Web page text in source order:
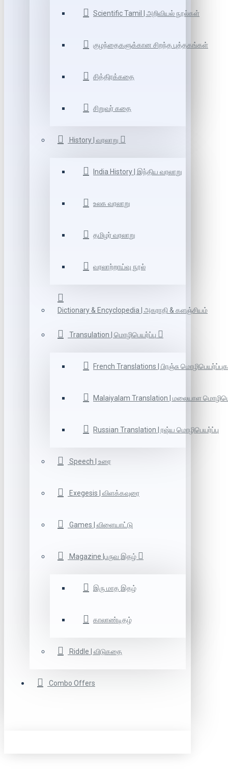
Scientific Tamil | அறிவியல் நூல்கள்
குழந்தைகளுக்கான சிறந்த புத்தகங்கள்
சித்திரக்கதை
சிறுவர் கதை
History | வரலாறு
India History | இந்திய வரலாறு
உலக வரலாறு
தமிழர் வரலாறு
வரலாற்றாய்வு நூல்
Dictionary & Encyclopedia | அகராதி & களஞ்சியம்
Transulation | மொழிபெயர்ப்பு
French Translations | பிரஞ்சு
Malaiyalam Translation | மலையாள
Russian Translation | ரஷ்ய மொழிபெயர்ப்பு
Speech | உரை
Exegesis | விளக்கவுரை
Games | விளையாட்டு
Magazine |பருவ இதழ்
இரு மாத இதழ்
காலாண்டிதழ்
Riddle | விடுகதை
Combo Offers